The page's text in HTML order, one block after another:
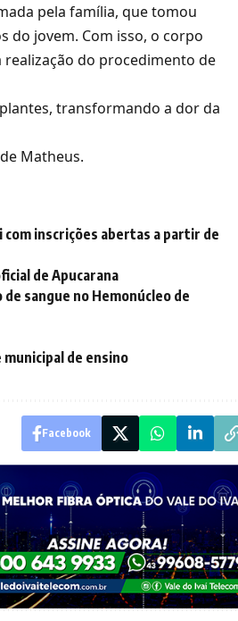
pela família, que tomou
do jovem. Com isso, o corpo
do procedimento de
transformando a dor da
Matheus.
com inscrições abertas a partir de
de Apucarana
de sangue no Hemonúcleo de
de ensino
Facebook